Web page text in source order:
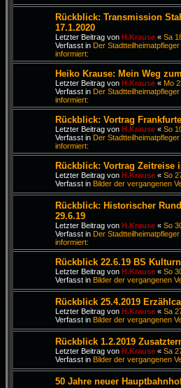
Rückblick: Transmission
17.1.2020
Letzter Beitrag von H.Krause « Sa
Verfasst in Der
informiert:
Heiko Krause: Mein Weg
Letzter Beitrag von H.Krause « Mo
Verfasst in Der
informiert:
Rückblick: Vortrag
Letzter Beitrag von H.Krause « So
Verfasst in Der
informiert:
Rückblick: Vortrag Zeitreise
Letzter Beitrag von H.Krause « So
Verfasst in Bilder der vergangenen
Rückblick: Historischer
29.6.19
Letzter Beitrag von H.Krause « So
Verfasst in Der
informiert:
Rückblick 22.6.19 BS
Letzter Beitrag von H.Krause « So
Verfasst in Bilder der vergangenen
Rückblick 25.4.2019
Letzter Beitrag von H.Krause « Sa
Verfasst in Bilder der vergangenen
Rückblick 1.2.2019
Letzter Beitrag von H.Krause « Sa
Verfasst in Bilder der vergangenen
50 Jahre neuer